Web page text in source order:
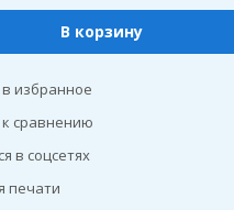
В корзину
избранное
сравнению
в соцсетях
печати